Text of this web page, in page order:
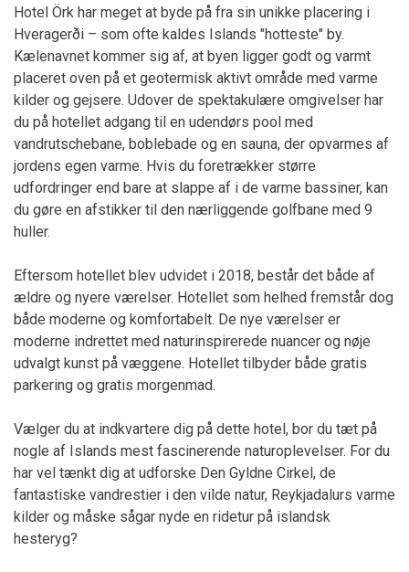
Hotel Örk har meget at byde på fra sin unikke placering i
Hveragerði – som ofte kaldes Islands "hotteste" by.
Kælenavnet kommer sig af, at byen ligger godt og varmt
placeret oven på et geotermisk aktivt område med varme
kilder og gejsere. Udover de spektakulære omgivelser har
du på hotellet adgang til en udendørs pool med
vandrutschebane, boblebade og en sauna, der opvarmes af
jordens egen varme. Hvis du foretrækker større
udfordringer end bare at slappe af i de varme bassiner, kan
du gøre en afstikker til den nærliggende golfbane med 9
huller.
Eftersom hotellet blev udvidet i 2018, består det både af
ældre og nyere værelser. Hotellet som helhed fremstår dog
både moderne og komfortabelt. De nye værelser er
moderne indrettet med naturinspirerede nuancer og nøje
udvalgt kunst på væggene. Hotellet tilbyder både gratis
parkering og gratis morgenmad.
Vælger du at indkvartere dig på dette hotel, bor du tæt på
nogle af Islands mest fascinerende naturoplevelser. For du
har vel tænkt dig at udforske Den Gyldne Cirkel, de
fantastiske vandrestier i den vilde natur, Reykjadalurs varme
kilder og måske sågar nyde en ridetur på islandsk
hesteryg?